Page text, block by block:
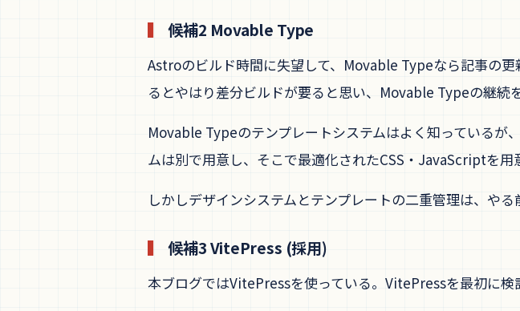
候補2 Movable Type
Astroのビルド時間に失望して、Movable Typeなら記事の
るとやはり差分ビルドが要ると思い、Movable Typeの継続
Movable Typeのテンプレートシステムはよく知っているが
ムは別で用意し、そこで最適化されたCSS・JavaScriptを
しかしデザインシステムとテンプレートの二重管理は、やる
候補3 VitePress (採用)
本ブログではVitePressを使っている。VitePressを最初に検